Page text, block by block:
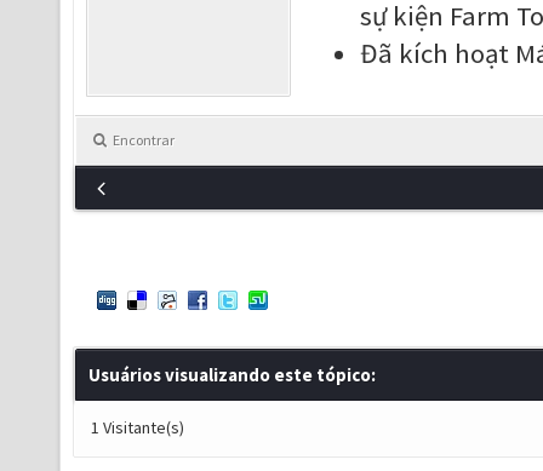
sự kiện Farm
Đã kích hoạt
Encontrar
Usuários visualizando este tópico:
1 Visitante(s)